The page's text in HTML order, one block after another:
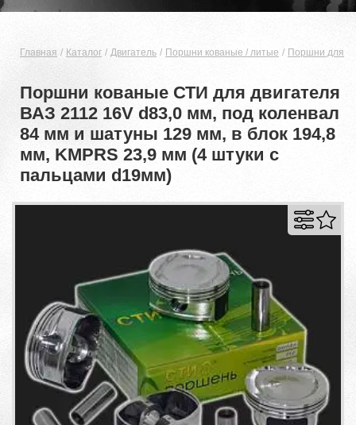
Главная Каталог Двигатель Поршни кованые / литые Поршни для
Поршни кованые СТИ для двигателя
ВАЗ 2112 16V d83,0 мм, под коленвал
84 мм и шатуны 129 мм, в блок 194,8
мм, KMPRS 23,9 мм (4 штуки с
пальцами d19мм)